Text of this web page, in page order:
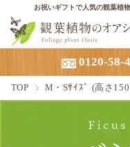
お祝いギフトで人気の観葉植
0120-58-
TOP M・Sｻｲｽﾞ (高さ